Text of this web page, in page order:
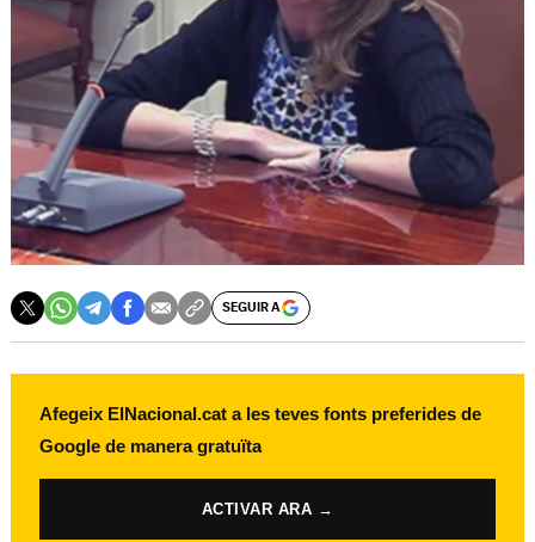
SEGUIR A
Afegeix ElNacional.cat a les teves fonts preferides de
Google de manera gratuïta
ACTIVAR ARA →